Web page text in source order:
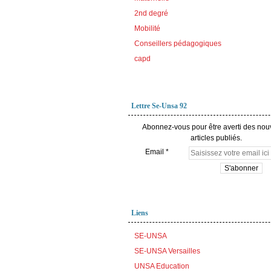
2nd degré
Mobilité
Conseillers pédagogiques
capd
Lettre Se-Unsa 92
Abonnez-vous pour être averti des
articles publiés.
Email
Liens
SE-UNSA
SE-UNSA Versailles
UNSA Education